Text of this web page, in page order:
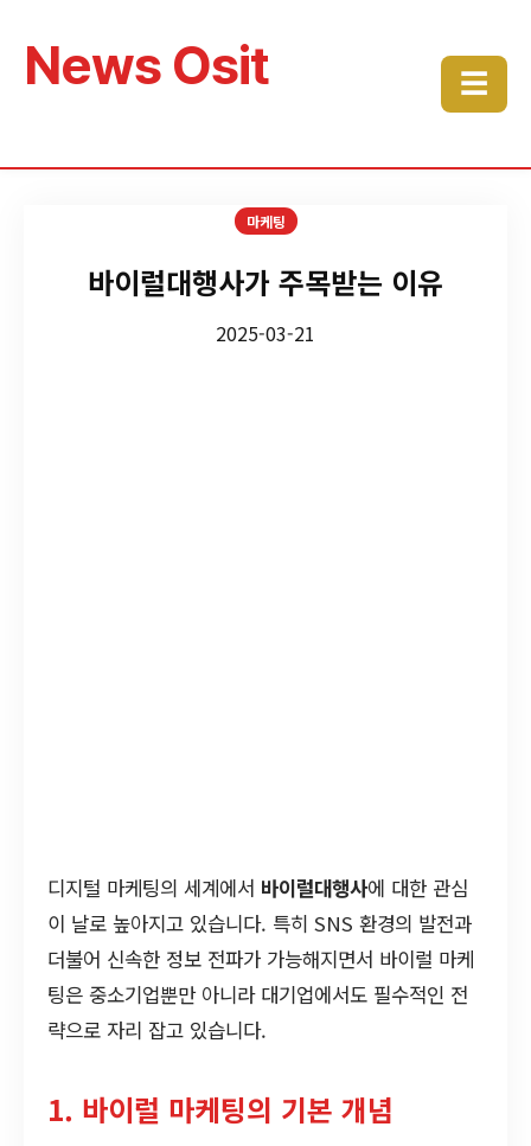
News Osit ☰
마케팅
바이럴대행사가 주목받는 이유
2025-03-21
디지털 마케팅의 세계에서 바이럴대행사에 대한 관심
이 날로 높아지고 있습니다. 특히 SNS 환경의 발전과
더불어 신속한 정보 전파가 가능해지면서 바이럴 마케
팅은 중소기업뿐만 아니라 대기업에서도 필수적인 전
략으로 자리 잡고 있습니다.
1. 바이럴 마케팅의 기본 개념